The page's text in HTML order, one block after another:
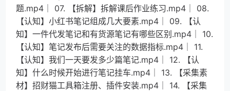
题.mp4│ 07. 【拆解】拆解课后作业练习.mp4│ 08.
【认知】小红书笔记组成几大要素.mp4│ 09. 【认
知】一件代发笔记和有货源笔记有哪些区别.mp4│ 10.
【认知】笔记发布后需要关注的数据指标.mp4│ 11.
【认知】我们一天要发多少篇笔记.mp4│ 12. 【认
知】什么时候开始进行笔记挂车.mp4│ 13. 【采集素
材】招财猫工具箱注册、插件安装.mp4│ 14. 【采集